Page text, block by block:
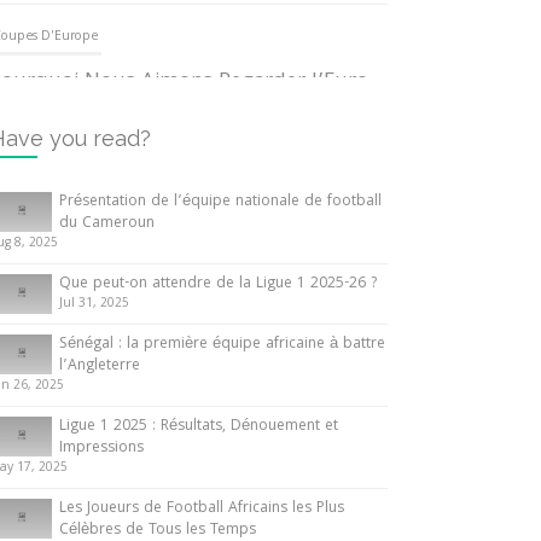
D'Europe
Nous Aimons Regarder l’Euro
June 2024
Internationales
ce que vous devez savoir sur la
d’Afrique des Nations
10 May 2024
Internationales
de l’équipe nationale de
football du Cameroun
2025
you read?
Présentation de l’équipe nationale de football
du Cameroun
8, 2025
Que peut-on attendre de la Ligue 1 2025-26 ?
Jul 31, 2025
Sénégal : la première équipe africaine à battre
l’Angleterre
26, 2025
Ligue 1 2025 : Résultats, Dénouement et
Impressions
17, 2025
Les Joueurs de Football Africains les Plus
Célèbres de Tous les Temps